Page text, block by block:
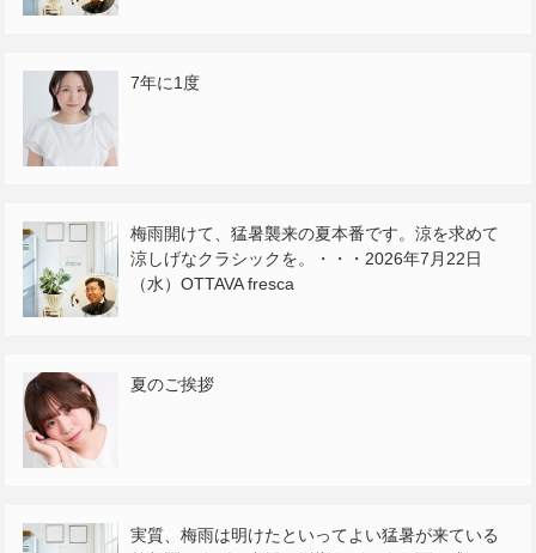
7年に1度
梅雨開けて、猛暑襲来の夏本番です。涼を求めて
涼しげなクラシックを。・・・2026年7月22日
（水）OTTAVA fresca
夏のご挨拶
実質、梅雨は明けたといってよい猛暑が来ている